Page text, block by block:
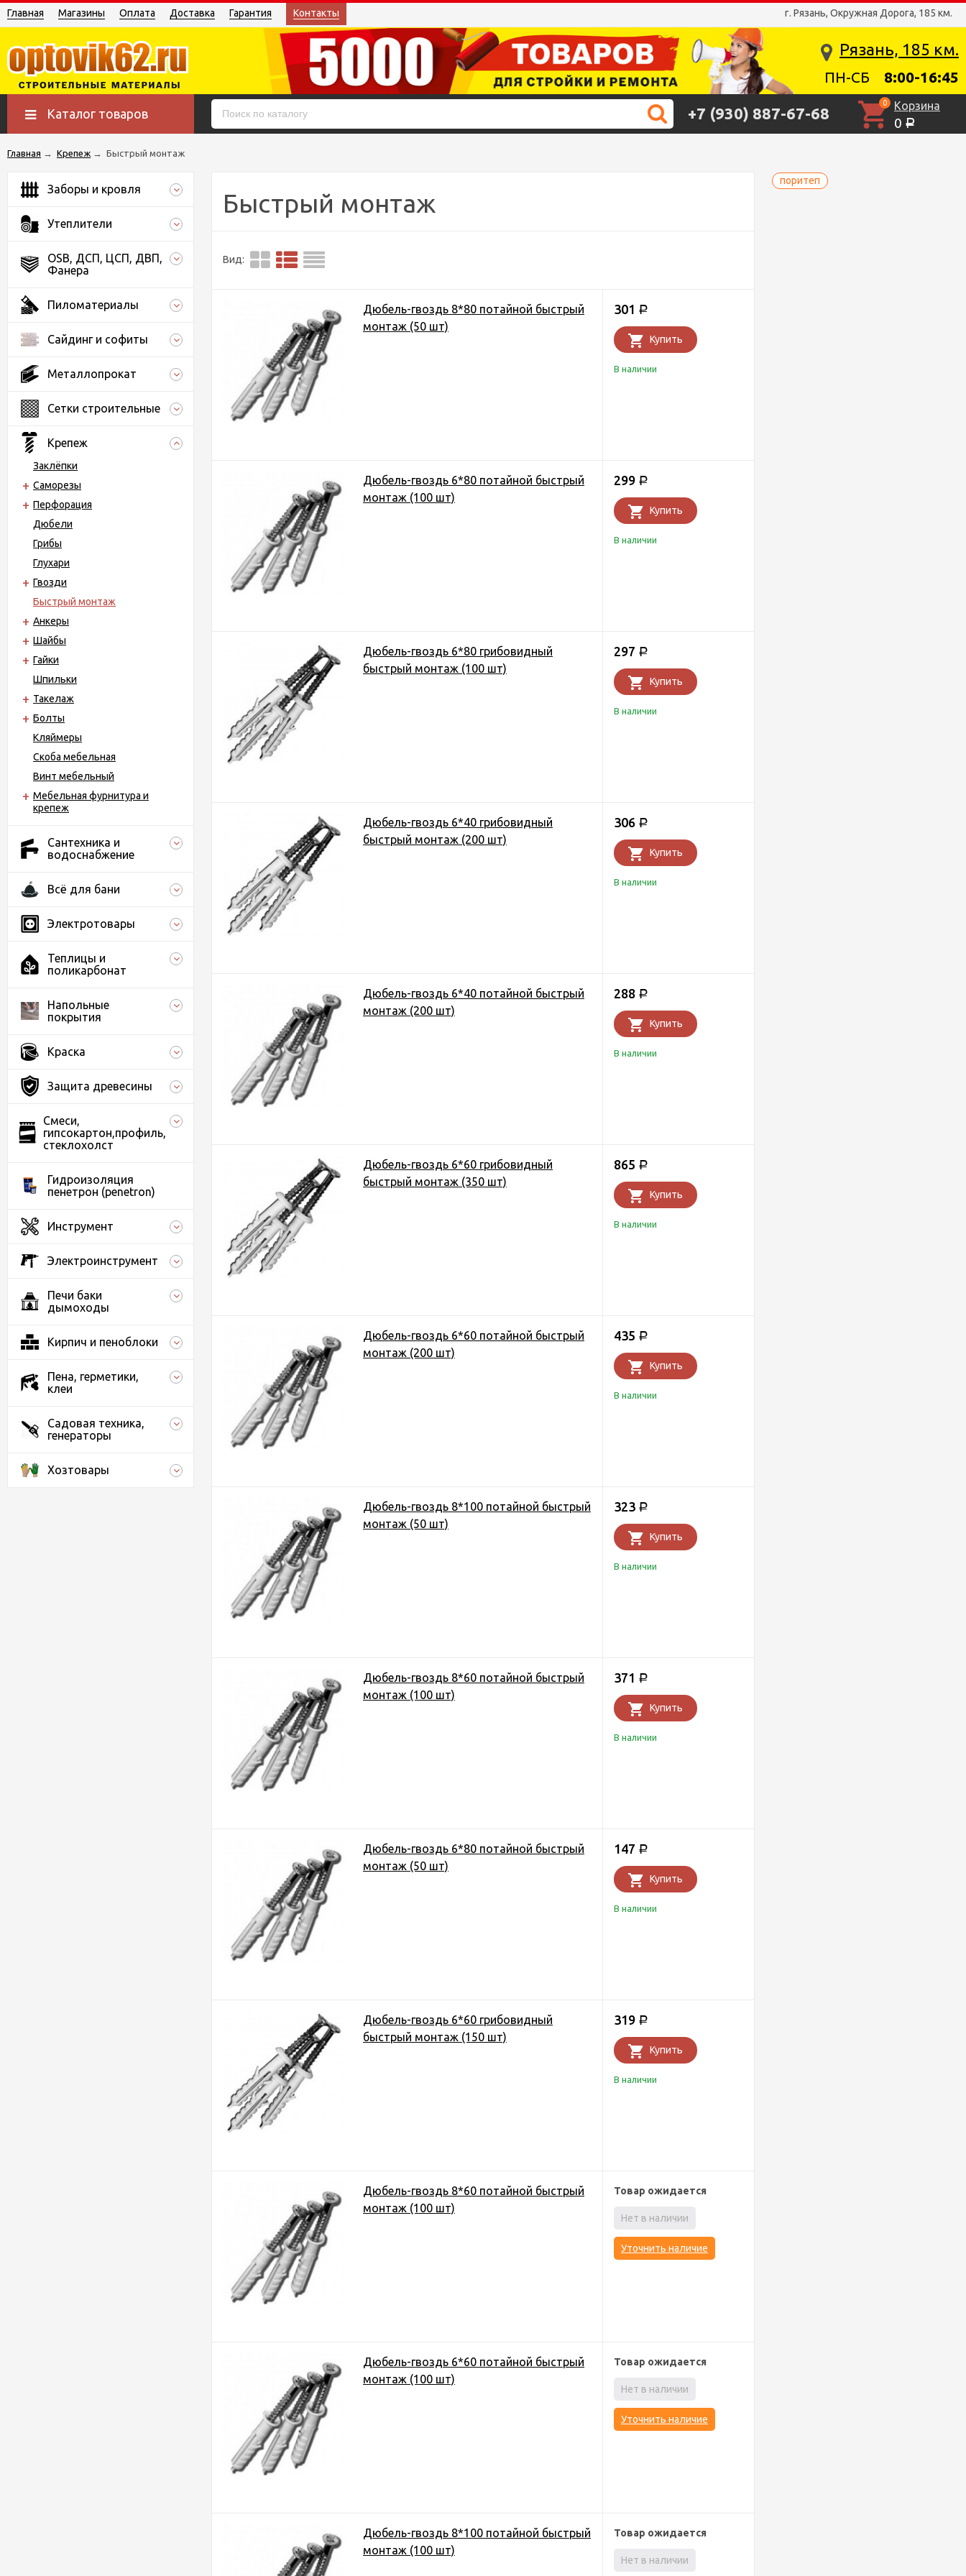
г. Рязань, Окружная Дорога, 185 км.
Главная Магазины Оплата Доставка Гарантия Контакты
Рязань, 185 км.
ПН-СБ 8:00-16:45
Каталог товаров +7 (930) 887-67-68
0 Корзина
0 Р
Главная → Крепеж → Быстрый монтаж
поритеп
Заборы и кровля
Утеплители
OSB, ДСП, ЦСП, ДВП,
Фанера
Пиломатериалы
Сайдинг и софиты
Металлопрокат
Сетки строительные
Крепеж
Заклёпки
Саморезы
Перфорация
Дюбели
Грибы
Глухари
Гвозди
Быстрый монтаж
Анкеры
Шайбы
Гайки
Шпильки
Такелаж
Болты
Кляймеры
Скоба мебельная
Винт мебельный
Мебельная фурнитура и
крепеж
Сантехника и
водоснабжение
Всё для бани
Электротовары
Теплицы и
поликарбонат
Напольные
покрытия
Краска
Защита древесины
Смеси,
гипсокартон,профиль,
стеклохолст
Гидроизоляция
пенетрон (penetron)
Инструмент
Электроинструмент
Печи баки
дымоходы
Кирпич и пеноблоки
Пена, герметики,
клеи
Садовая техника,
генераторы
Хозтовары
Быстрый монтаж
Вид:
Дюбель-гвоздь 8*80 потайной быстрый
монтаж (50 шт)
301 Р
Купить
В наличии
Дюбель-гвоздь 6*80 потайной быстрый
монтаж (100 шт)
299 Р
Купить
В наличии
Дюбель-гвоздь 6*80 грибовидный
быстрый монтаж (100 шт)
297 Р
Купить
В наличии
Дюбель-гвоздь 6*40 грибовидный
быстрый монтаж (200 шт)
306 Р
Купить
В наличии
Дюбель-гвоздь 6*40 потайной быстрый
монтаж (200 шт)
288 Р
Купить
В наличии
Дюбель-гвоздь 6*60 грибовидный
быстрый монтаж (350 шт)
865 Р
Купить
В наличии
Дюбель-гвоздь 6*60 потайной быстрый
монтаж (200 шт)
435 Р
Купить
В наличии
Дюбель-гвоздь 8*100 потайной быстрый
монтаж (50 шт)
323 Р
Купить
В наличии
Дюбель-гвоздь 8*60 потайной быстрый
монтаж (100 шт)
371 Р
Купить
В наличии
Дюбель-гвоздь 6*80 потайной быстрый
монтаж (50 шт)
147 Р
Купить
В наличии
Дюбель-гвоздь 6*60 грибовидный
быстрый монтаж (150 шт)
319 Р
Купить
В наличии
Дюбель-гвоздь 8*60 потайной быстрый
монтаж (100 шт)
Товар ожидается
Нет в наличии
Уточнить наличие
Дюбель-гвоздь 6*60 потайной быстрый
монтаж (100 шт)
Товар ожидается
Нет в наличии
Уточнить наличие
Дюбель-гвоздь 8*100 потайной быстрый
монтаж (100 шт)
Товар ожидается
Нет в наличии